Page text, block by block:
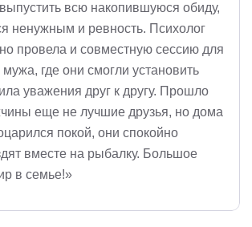
всю накопившуюся обиду,
ненужным и ревность. Психолог
провела и совместную сессию для
где они смогли установить
уважения друг к другу. Прошло
еще не лучшие друзья, но дома
покой, они спокойно
вместе на рыбалку. Большое
в семье!»